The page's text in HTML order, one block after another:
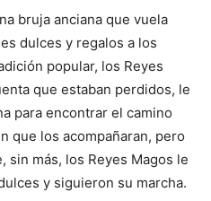
bruja anciana que vuela
dulces y regalos a los
popular, los Reyes
que estaban perdidos, le
para encontrar el camino
que los acompañaran, pero
sin más, los Reyes Magos le
y siguieron su marcha.